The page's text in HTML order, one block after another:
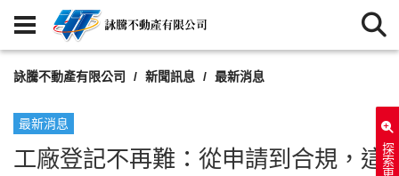
詠騰不動產有限公司 新聞訊息 最新消息
最新消息
工廠登記不再難：從申請到合規，這